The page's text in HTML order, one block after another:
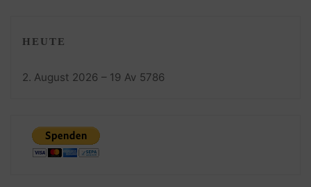
HEUTE
2. August 2026 – 19 Av 5786